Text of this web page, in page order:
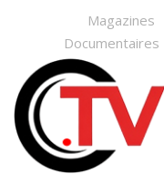
Magazines
Documentaires